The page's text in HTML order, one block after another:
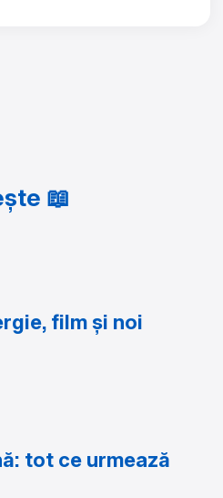
📖
film și noi
tot ce urmează